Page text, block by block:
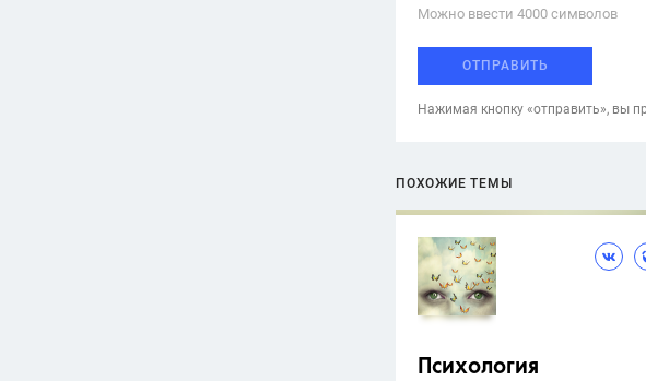
Можно ввести 4000 cимволов
ОТПРАВИТЬ
Нажимая кнопку «отправить», вы
ПОХОЖИЕ ТЕМЫ
Психология